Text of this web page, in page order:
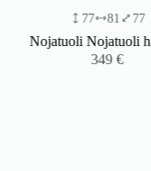
77 81 77
Nojatuoli Nojatuoli
349€